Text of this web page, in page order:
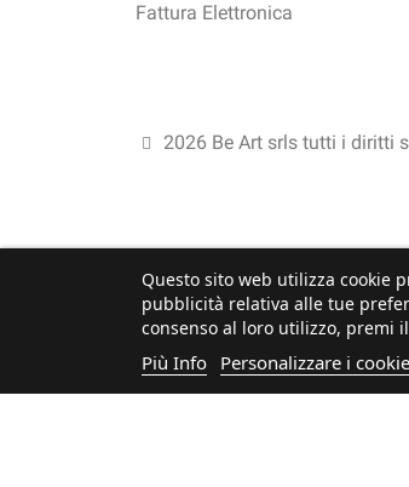
Fattura Elettronica
2026 Be Art srls tutti i diritti
Questo sito web utilizza cookie
pubblicità relativa alle tue
consenso al loro utilizzo, premi
Più Info Personalizzare i cookie